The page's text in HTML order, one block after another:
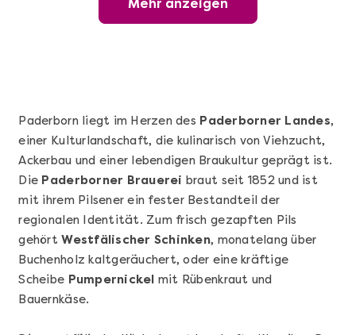
Wunderschöner Weinabend
Mehr anzeigen
Sushi Basic Kurs Bonn
Mehr anzeigen
Paderborn liegt im Herzen des Paderborner Landes,
einer Kulturlandschaft, die kulinarisch von Viehzucht,
Ackerbau und einer lebendigen Braukultur geprägt ist.
Die Paderborner Brauerei braut seit 1852 und ist
mit ihrem Pilsener ein fester Bestandteil der
regionalen Identität. Zum frisch gezapften Pils
gehörtWestfälischer Schinken, monatelang über
Buchenholz kaltgeräuchert, oder eine kräftige
Scheibe Pumpernickel mit Rübenkraut und
Bauernkäse.